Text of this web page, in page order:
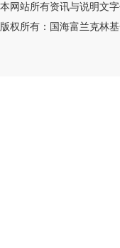
本网站所有资讯与说明文
版权所有：国海富兰克林